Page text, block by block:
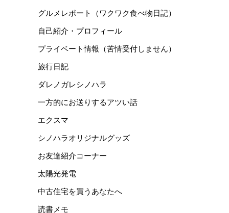
グルメレポート（ワクワク食べ物日記）
自己紹介・プロフィール
プライベート情報（苦情受付しません）
旅行日記
ダレノガレシノハラ
一方的にお送りするアツい話
エクスマ
シノハラオリジナルグッズ
お友達紹介コーナー
太陽光発電
中古住宅を買うあなたへ
読書メモ